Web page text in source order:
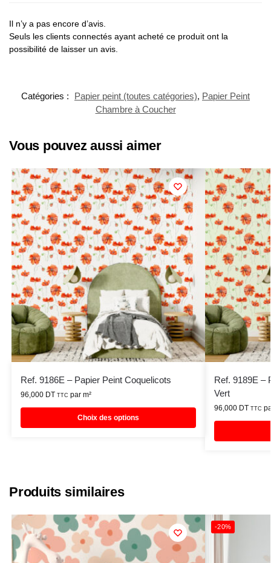
Il n’y a pas encore d’avis.
Seuls les clients connectés ayant acheté ce produit ont la
possibilité de laisser un avis.
Catégories : Papier peint (toutes catégories), Papier Peint
Chambre à Coucher
Vous pouvez aussi aimer
Ref. 9186E – Papier Peint Coquelicots
96,000 DT TTC par m²
Choix des options
Ref. 9189E –
Vert
96,000 DT TTC
Produits similaires
-20%